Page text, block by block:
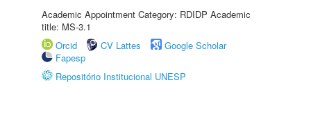
Academic Appointment Category: RDIDP Academic
title: MS-3.1
Orcid
CV Lattes
Google Scholar
Fapesp
Repositório Institucional UNESP